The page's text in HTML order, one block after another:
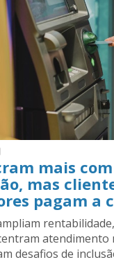
mais com
mas
pagam a
atendimento
desafios de